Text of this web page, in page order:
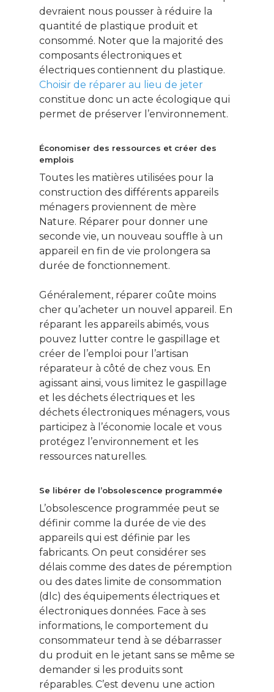
devraient nous pousser à réduire la
quantité de plastique produit et
consommé. Noter que la majorité des
composants électroniques et
électriques contiennent du plastique.
Choisir de réparer au lieu de jeter
constitue donc un acte écologique qui
permet de préserver l’environnement.
Économiser des ressources et créer des
emplois
Toutes les matières utilisées pour la
construction des différents appareils
ménagers proviennent de mère
Nature. Réparer pour donner une
seconde vie, un nouveau souffle à un
appareil en fin de vie prolongera sa
durée de fonctionnement.
Généralement, réparer coûte moins
cher qu’acheter un nouvel appareil. En
réparant les appareils abimés, vous
pouvez lutter contre le gaspillage et
créer de l’emploi pour l’artisan
réparateur à côté de chez vous. En
agissant ainsi, vous limitez le gaspillage
et les déchets électriques et les
déchets électroniques ménagers, vous
participez à l’économie locale et vous
protégez l’environnement et les
ressources naturelles.
Se libérer de l’obsolescence programmée
L’obsolescence programmée peut se
définir comme la durée de vie des
appareils qui est définie par les
fabricants. On peut considérer ses
délais comme des dates de péremption
ou des dates limite de consommation
(dlc) des équipements électriques et
électroniques données. Face à ses
informations, le comportement du
consommateur tend à se débarrasser
du produit en le jetant sans se même se
demander si les produits sont
réparables. C’est devenu une action